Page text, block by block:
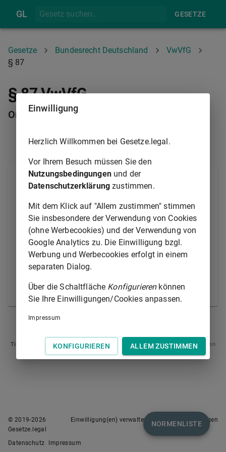
GL GESETZE
Gesetze Bundesrecht Deutschland
VwVfG
§ 87
§ 87 VwVfG
Ordnungswidrigkeiten
(1) Ordnungswidrig handelt, wer
übernimmt, obwohl er zur Übernahme
verpflichtet ist,
2.
eine ehrenamtliche Tätigkeit, zu deren
Übernahme er verpflichtet war, ohne
anerkennenswerten Grund niederlegt.
(2) Die Ordnungswidrigkeit kann mit einer Geldbuße
geahndet werden.
§ 86
Tipp
: Swipen Sie auf dem Bildschirm links oder rechts zur Navigation zwischen
NORMENLISTE
© 2019-2026
Gesetze.legal
Einwilligung(en) verwalten Nutzungsbedingungen
Datenschutz Impressum
Einwilligung
Herzlich Willkommen bei Gesetze.legal.
Vor Ihrem Besuch müssen Sie den
Nutzungsbedingungenund der
Datenschutzerklärung zustimmen.
Mit dem Klick auf "Allem zustimmen" stimmen
Sie insbesondere der Verwendung von Cookies
(ohne Werbecookies) und der Verwendung von
Google Analytics zu. Die Einwilligung bzgl.
Werbung und Werbecookies erfolgt in einem
separaten Dialog.
Über die Schaltfläche Konfigurierenkönnen
Sie Ihre Einwilligungen/Cookies anpassen.
Impressum
KONFIGURIEREN ALLEM ZUSTIMMEN